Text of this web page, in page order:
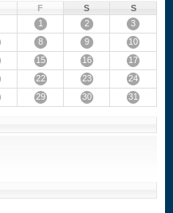
F S
S
1
2
3
8 9
10
15 16
17
22 23
24
29 30 31